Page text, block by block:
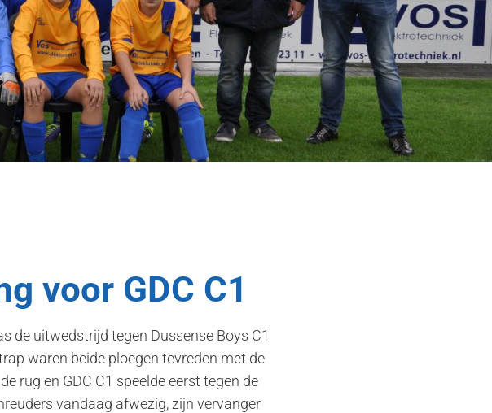
voor GDC C1
de uitwedstrijd tegen Dussense Boys C1
waren beide ploegen tevreden met de
rug en GDC C1 speelde eerst tegen de
vandaag afwezig, zijn vervanger